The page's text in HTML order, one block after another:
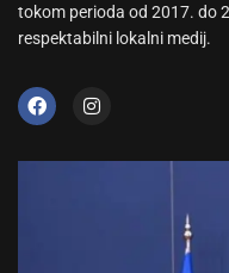
tokom perioda od 2017. do
respektabilni lokalni medij.